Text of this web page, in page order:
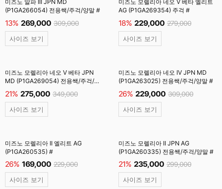
미즈노 알파 III JPN MD
(P1GA266054) 전용쌕/주걱/양말 #
13% 269,000 309,000
사이즈 보기
미즈노 모렐리아 네오 V 베타 엘리트
AG (P1GA269354) 주걱 #
18% 229,000 279,000
사이즈 보기
미즈노 모렐리아 네오 V 베타 JPN
MD (P1GA269054) 전용쌕/주걱/
양말 #
21% 275,000 349,000
사이즈 보기
미즈노 모렐리아 네오 IV JPN MD
(P1GA263025) 전용쌕/주걱/양말 #
26% 229,000 309,000
사이즈 보기
미즈노 모렐리아 II 엘리트 AG
(P1GA260535) #
26% 169,000 229,000
사이즈 보기
미즈노 모렐리아 II JPN AG
(P1GA260335) 전용쌕/주걱/양말 #
21% 235,000 299,000
사이즈 보기